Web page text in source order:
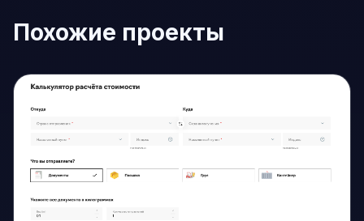
Похожие проекты